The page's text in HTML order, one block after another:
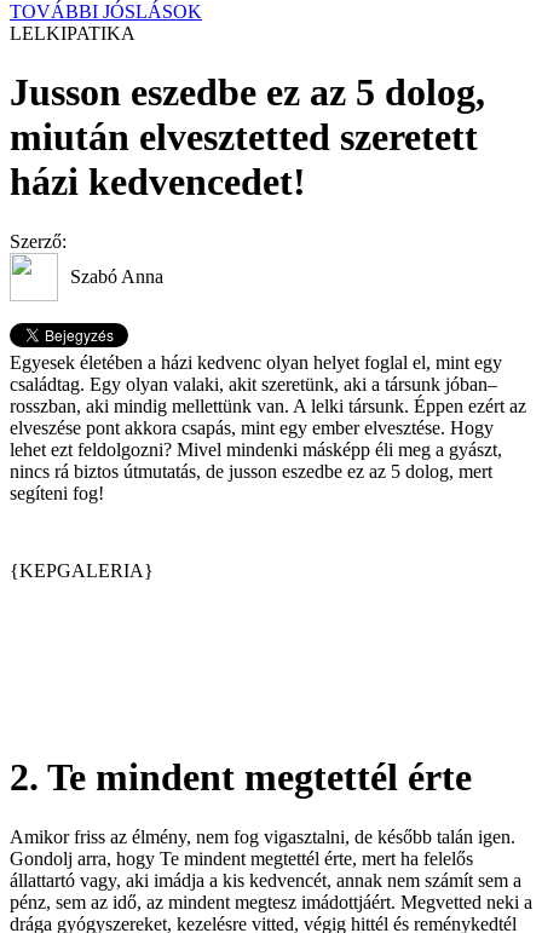
TOVÁBBI JÓSLÁSOK
LELKIPATIKA
Jusson eszedbe ez az 5 dolog,
miután elvesztetted szeretett
házi kedvencedet!
Szerző:
Szabó Anna
Egyesek életében a házi kedvenc olyan helyet foglal el, mint egy
családtag. Egy olyan valaki, akit szeretünk, aki a társunk jóban–
rosszban, aki mindig mellettünk van. A lelki társunk. Éppen ezért az
elveszése pont akkora csapás, mint egy ember elvesztése. Hogy
lehet ezt feldolgozni? Mivel mindenki másképp éli meg a gyászt,
nincs rá biztos útmutatás, de jusson eszedbe ez az 5 dolog, mert
segíteni fog!
{KEPGALERIA}
2. Te mindent megtettél érte
Amikor friss az élmény, nem fog vigasztalni, de később talán igen.
Gondolj arra, hogy Te mindent megtettél érte, mert ha felelős
állattartó vagy, aki imádja a kis kedvencét, annak nem számít sem a
pénz, sem az idő, az mindent megtesz imádottjáért. Megvetted neki a
drága gyógyszereket, kezelésre vitted, végig hittél és reménykedtél